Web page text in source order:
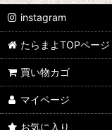
instagram
たらまよTOPページ
買い物カゴ
マイページ
お気に入り